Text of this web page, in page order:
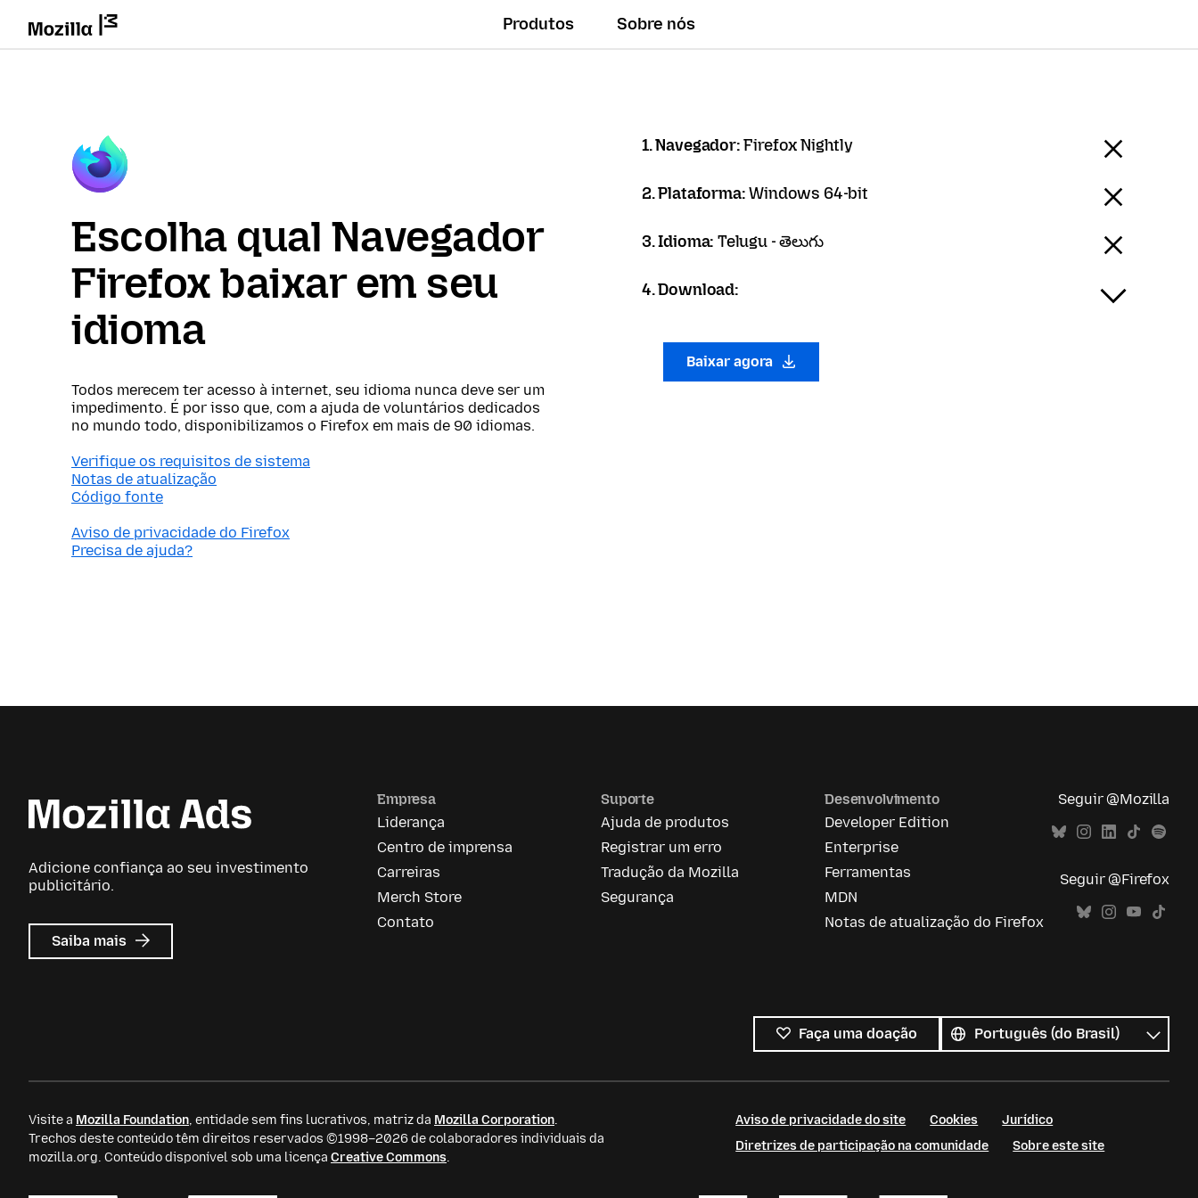
Produtos Sobre nós
Escolha qual Navegador
Firefox baixar em seu
idioma
Todos merecem ter acesso à internet, seu idioma nunca deve ser um
impedimento. É por isso que, com a ajuda de voluntários dedicados
no mundo todo, disponibilizamos o Firefox em mais de 90 idiomas.
Verifique os requisitos de sistema
Notas de atualização
Código fonte
Aviso de privacidade do Firefox
Precisa de ajuda?
1. Navegador:Firefox Nightly
2. Plataforma:Windows 64-bit
3. Idioma:Telugu - తెలుగు
4. Download:
Baixar agora
Adicione confiança ao seu investimento
publicitário.
Saiba mais sobre
Mozilla
Empresa
Liderança
Centro de imprensa
Carreiras
Merch Store
Contato
Suporte
Ajuda de produtos
Registrar um erro
Tradução da Mozilla
Segurança
Desenvolvimento
Developer Edition
Enterprise
Ferramentas
MDN
Notas de atualização do Firefox
Seguir @Mozilla
Seguir @Firefox
Faça uma doação
os
idiomas
Idioma
Visite a Mozilla Foundation, entidade sem fins lucrativos, matriz da Mozilla Corporation.
Trechos deste conteúdo têm direitos reservados ©1998–2026 de colaboradores individuais da
mozilla.org. Conteúdo disponível sob uma licença Creative Commons.
Aviso de privacidade do site Cookies
Jurídico
Diretrizes de participação na comunidade
Sobre este site